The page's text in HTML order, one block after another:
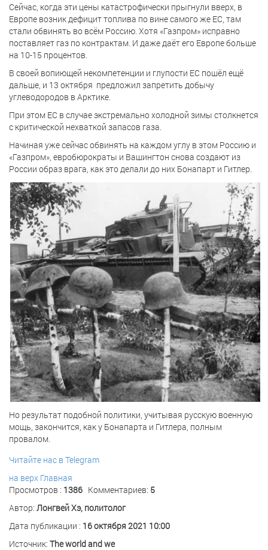
Сейчас, когда эти цены катастрофически прыгнули вверх, в
Европе возник дефицит топлива по вине самого же ЕС, там
стали обвинять во всём Россию. Хотя «Газпром» исправно
поставляет газ по контрактам. И даже даёт его Европе больше
на 10-15 процентов.
В своей вопиющей некомпетенции и глупости ЕС пошёл ещё
дальше, и 13 октября предложил запретить добычу
углеводородов в Арктике.
При этом ЕС в случае экстремально холодной зимы столкнется
с критической нехваткой запасов газа.
Начиная уже сейчас обвинять на каждом углу в этом Россию и
«Газпром», евробюрократы и Вашингтон снова создают из
России образ врага, как это делали до них Бонапарт и Гитлер.
Но результат подобной политики, учитывая русскую военную
мощь, закончится, как у Бонапарта и Гитлера, полным
провалом.
Читайте нас в Telegram
на верх Главная
Просмотров : 1386 Комментариев: 5
Автор: Лонгвей Хэ, политолог
Дата публикации : 16 октября 2021 10:00
Источник: The world and we